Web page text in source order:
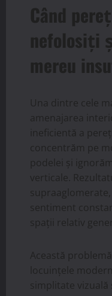
Când
nefolosiți
mereu
Una dintre cele
amenajarea
ineficientă a
concentrăm pe
podelei și
verticale.
sentiment
spații relativ
Această
locuințele
simplitate